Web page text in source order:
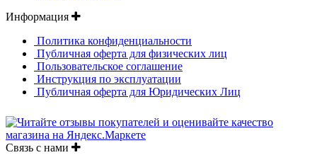
Информация
Политика конфиденциальности
Публичная оферта для физических лиц
Пользовательское соглашение
Инструкция по эксплуатации
Публичная оферта для Юридических Лиц
Связь с нами